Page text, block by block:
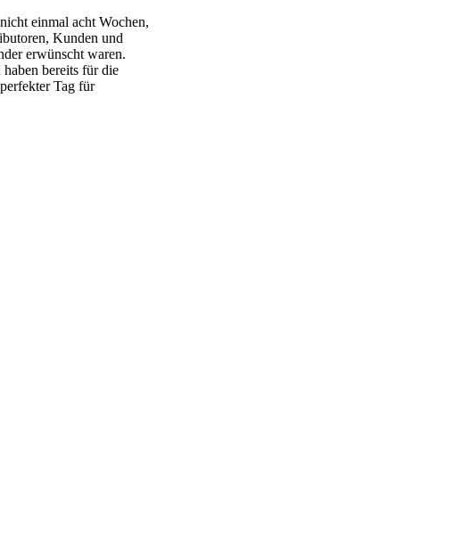
einmal acht Wochen,
Kunden und
erwünscht waren.
bereits für die
Tag für